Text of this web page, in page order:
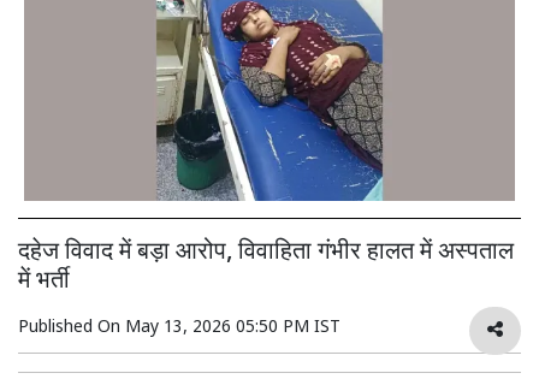
दहेज विवाद में बड़ा आरोप, विवाहिता गंभीर हालत में अस्पताल
में भर्ती
Published On May 13, 2026 05:50 PM IST